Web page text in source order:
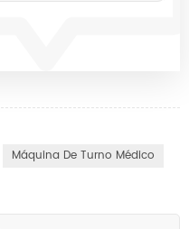
Máquina De Turno Médico